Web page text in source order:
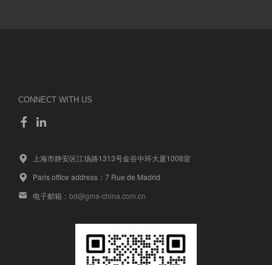
CONNECT WITH US
上海市静安区江场路1313号金谷中环大厦1008室
Paris office address：7 Rue de Madrid
电子邮箱： bd@gma-china.com.cn